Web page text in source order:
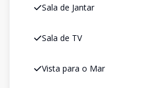
Sala de Jantar
Sala de TV
Vista para o Mar